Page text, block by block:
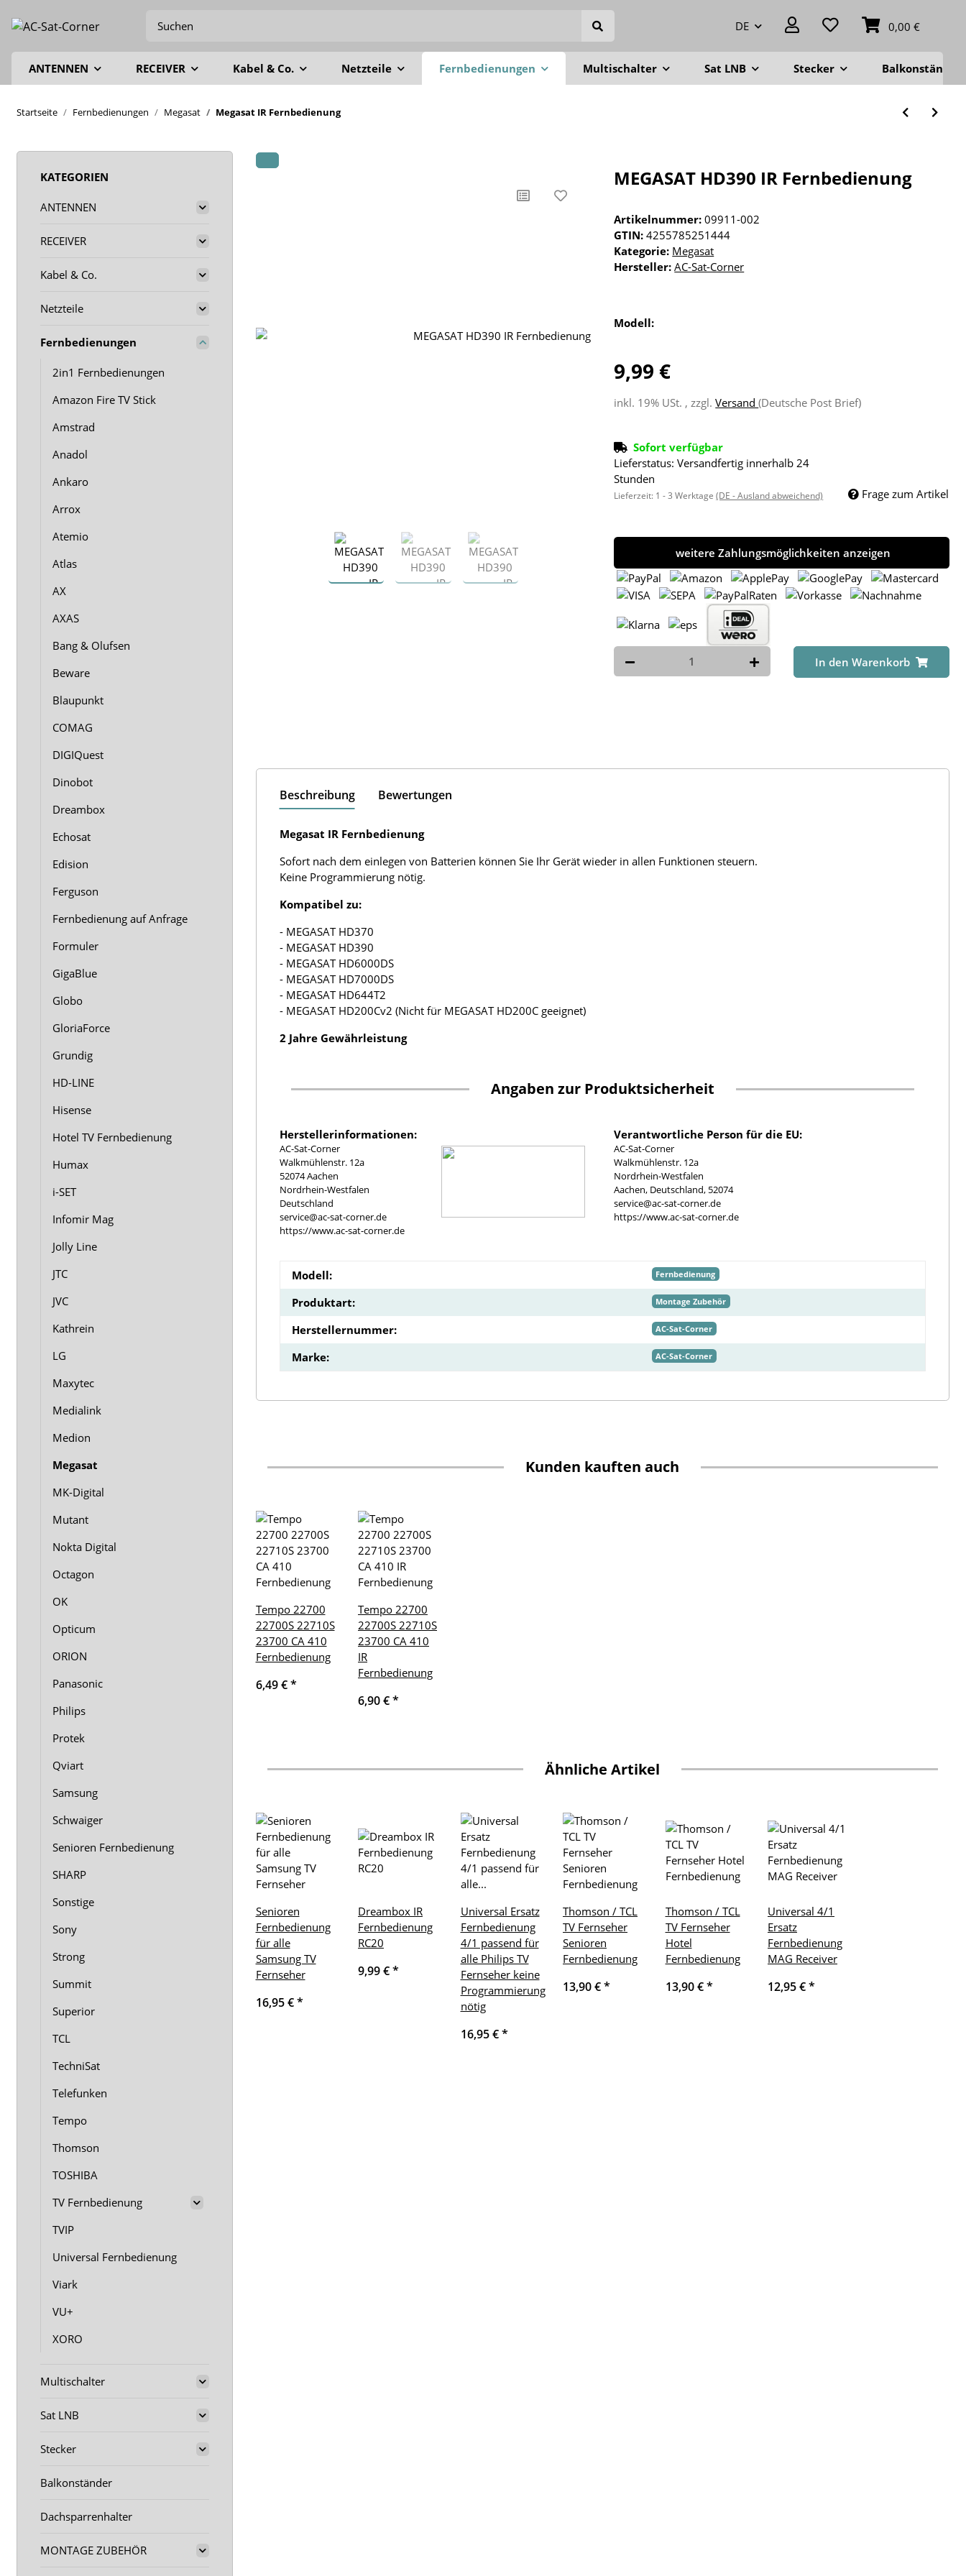
DE 0,00 €
ANTENNEN RECEIVER Kabel & Co. Netzteile Fernbedienungen Multischalter Sat LNB Stecker Balkonständer
Startseite Fernbedienungen Megasat Megasat IR Fernbedienung
MEGASAT HD390 IR Fernbedienung
Artikelnummer:09911-002
GTIN: 4255785251444
Kategorie: Megasat
Hersteller: AC-Sat-Corner
Modell:
9,99 €
inkl. 19% USt. , zzgl.Versand(Deutsche Post Brief)
Sofort verfügbar
Lieferstatus: Versandfertig innerhalb 24
Stunden
Lieferzeit: 1 - 3 Werktage(DE - Ausland abweichend) Frage zum Artikel
weitere Zahlungsmöglichkeiten anzeigen
In den Warenkorb
Beschreibung Bewertungen
Megasat IR Fernbedienung
Sofort nach dem einlegen von Batterien können Sie Ihr Gerät wieder in allen Funktionen steuern.
Keine Programmierung nötig.
Kompatibel zu:
- MEGASAT HD370
- MEGASAT HD390
- MEGASAT HD6000DS
- MEGASAT HD7000DS
- MEGASAT HD644T2
- MEGASAT HD200Cv2 (Nicht für MEGASAT HD200C geeignet)
2 Jahre Gewährleistung
Angaben zur Produktsicherheit
Herstellerinformationen:
AC-Sat-Corner
Walkmühlenstr. 12a
52074 Aachen
Nordrhein-Westfalen
Deutschland
service@ac-sat-corner.de
https://www.ac-sat-corner.de
Verantwortliche Person für die EU:
AC-Sat-Corner
Walkmühlenstr. 12a
Nordrhein-Westfalen
Aachen, Deutschland, 52074
service@ac-sat-corner.de
https://www.ac-sat-corner.de
Modell: Fernbedienung
Produktart: Montage Zubehör
Herstellernummer: AC-Sat-Corner
Marke: AC-Sat-Corner
Kunden kauften auch
Tempo 22700
22700S 22710S
23700 CA 410
Fernbedienung
6,49 €*
Tempo 22700
22700S 22710S
23700 CA 410
IR
Fernbedienung
6,90 €*
Ähnliche Artikel
Senioren
Fernbedienung
für alle
Samsung TV
Fernseher
16,95 €*
Dreambox IR
Fernbedienung
RC20
9,99 €*
Universal Ersatz
Fernbedienung
4/1 passend für
alle Philips TV
Fernseher keine
Programmierung
nötig
16,95 €*
Thomson / TCL
TV Fernseher
Senioren
Fernbedienung
13,90 €*
Thomson / TCL
TV Fernseher
Hotel
Fernbedienung
13,90 €*
Universal 4/1
Ersatz
Fernbedienung
MAG Receiver
12,95 €*
KATEGORIEN
ANTENNEN
RECEIVER
Kabel & Co.
Netzteile
Fernbedienungen
2in1 Fernbedienungen
Amazon Fire TV Stick
Amstrad
Anadol
Ankaro
Arrox
Atemio
Atlas
AX
AXAS
Bang & Olufsen
Beware
Blaupunkt
COMAG
DIGIQuest
Dinobot
Dreambox
Echosat
Edision
Ferguson
Fernbedienung auf Anfrage
Formuler
GigaBlue
Globo
GloriaForce
Grundig
HD-LINE
Hisense
Hotel TV Fernbedienung
Humax
i-SET
Infomir Mag
Jolly Line
JTC
JVC
Kathrein
LG
Maxytec
Medialink
Medion
Megasat
MK-Digital
Mutant
Nokta Digital
Octagon
OK
Opticum
ORION
Panasonic
Philips
Protek
Qviart
Samsung
Schwaiger
Senioren Fernbedienung
SHARP
Sonstige
Sony
Strong
Summit
Superior
TCL
TechniSat
Telefunken
Tempo
Thomson
TOSHIBA
TV Fernbedienung
TVIP
Universal Fernbedienung
Viark
VU+
XORO
Multischalter
Sat LNB
Stecker
Balkonständer
Dachsparrenhalter
MONTAGE ZUBEHÖR